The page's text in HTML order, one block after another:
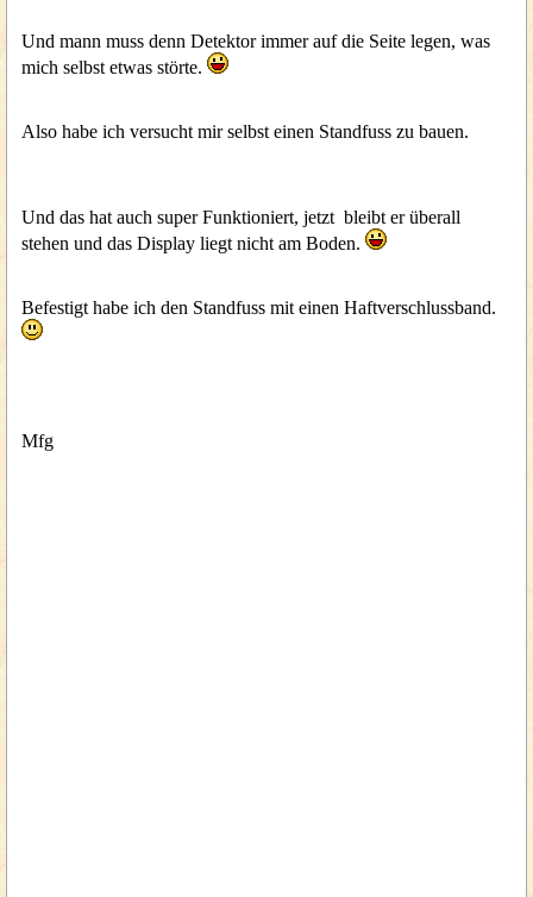
Und mann muss denn Detektor immer auf die Seite legen, was
mich selbst etwas störte.
Also habe ich versucht mir selbst einen Standfuss zu bauen.
Und das hat auch super Funktioniert, jetzt bleibt er überall
stehen und das Display liegt nicht am Boden.
Befestigt habe ich den Standfuss mit einen Haftverschlussband.
Mfg